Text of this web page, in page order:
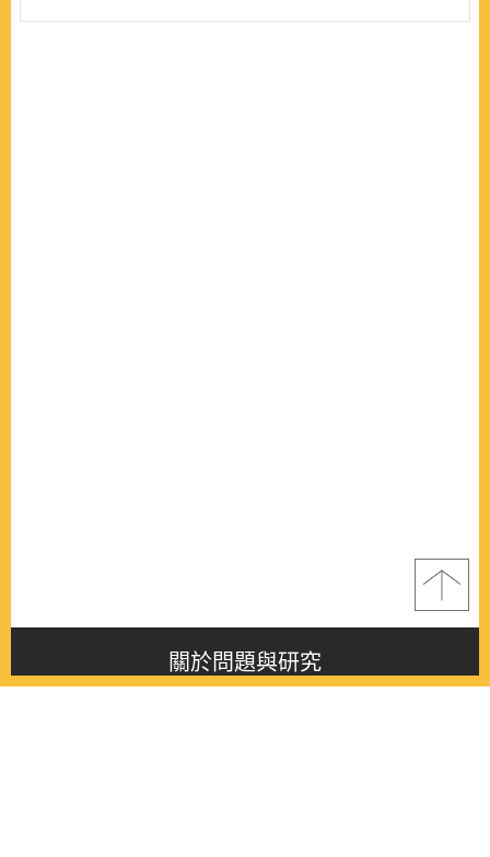
關於問題與研究
About this journal